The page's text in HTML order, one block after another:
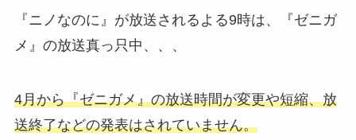
『ニノなのに』が放送されるよる9時は、『ゼニガ
メ』の放送真っ只中、、、
4月から『ゼニガメ』の放送時間が変更や短縮、放
送終了などの発表はされていません。